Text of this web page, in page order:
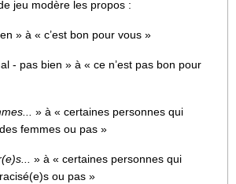
jeu modère les propos :
» à « c’est bon pour vous »
- pas bien » à « ce n’est pas bon pour
» à « certaines personnes qui
femmes ou pas »
» à « certaines personnes qui
ou pas »